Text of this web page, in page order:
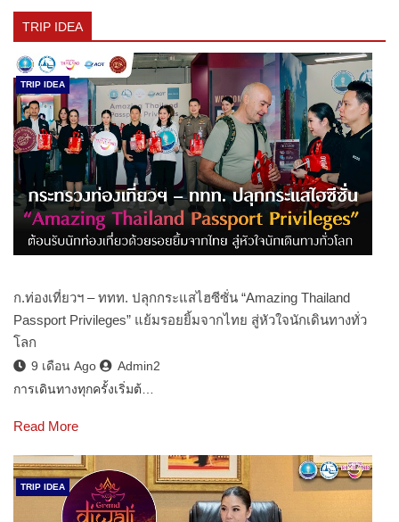
TRIP IDEA
TRIP IDEA
ก.ท่องเที่ยวฯ – ททท. ปลุกกระแสไฮซีซั่น “Amazing Thailand
Passport Privileges” แย้มรอยยิ้มจากไทย สู่หัวใจนักเดินทางทั่ว
โลก
9 เดือน Ago
Admin2
การเดินทางทุกครั้งเริ่มต้…
Read More
TRIP IDEA